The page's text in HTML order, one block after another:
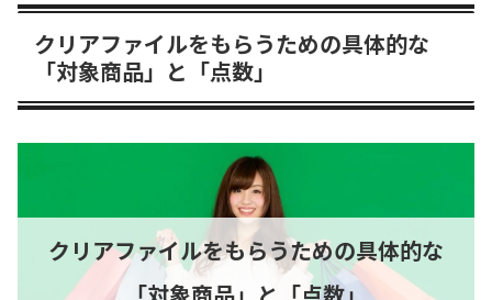
クリアファイルをもらうための具体的な
「対象商品」と「点数」
クリアファイルをもらうための具体的な